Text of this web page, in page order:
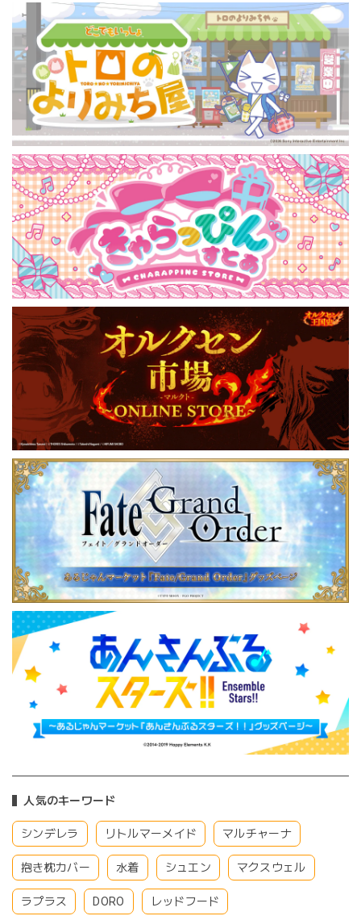
人気のキーワード
シンデレラ リトルマーメイド マルチャーナ
抱き枕カバー 水着 シュエン マクスウェル
ラプラス DORO レッドフード